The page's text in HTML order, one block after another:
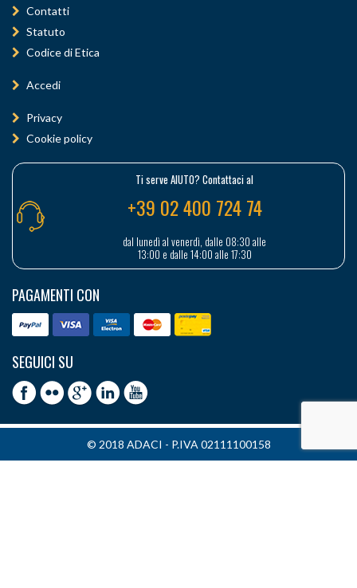
Contatti
Statuto
Codice di Etica
Accedi
Privacy
Cookie policy
Ti serve AIUTO? Contattaci al
+39 02 400 724 74
dal lunedì al venerdì, dalle 08:30 alle
13:00 e dalle 14:00 alle 17:30
PAGAMENTI CON
SEGUICI SU
© 2018 ADACI - P.IVA 02111100158